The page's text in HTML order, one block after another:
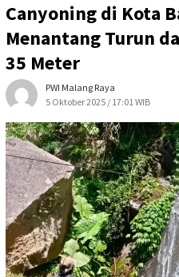
Canyoning di Kota
Menantang Turun
35 Meter
PWI Malang Raya
5 Oktober 2025 / 17:01 WIB